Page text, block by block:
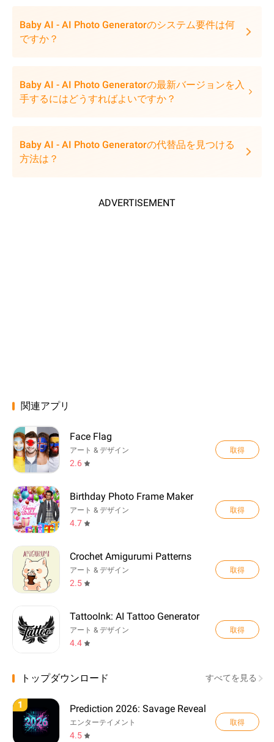
Baby AI - AI Photo Generatorのシステム要件は何
ですか？
Baby AI - AI Photo Generatorの最新バージョンを入
手するにはどうすればよいですか？
Baby AI - AI Photo Generatorの代替品を見つける
方法は？
ADVERTISEMENT
関連アプリ
Face Flag
アート & デザイン
2.6
取得
Birthday Photo Frame Maker
アート & デザイン
4.7
取得
Crochet Amigurumi Patterns
アート & デザイン
2.5
取得
TattooInk: AI Tattoo Generator
アート & デザイン
4.4
取得
トップダウンロード すべてを見る
1 Prediction 2026: Savage Reveal
エンターテイメント
4.5
取得